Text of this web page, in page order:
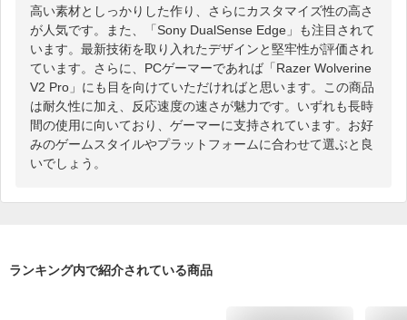
高い素材としっかりした作り、さらにカスタマイズ性の高さ
が人気です。また、「Sony DualSense Edge」も注目されて
います。最新技術を取り入れたデザインと堅牢性が評価され
ています。さらに、PCゲーマーであれば「Razer Wolverine
V2 Pro」にも目を向けていただければと思います。この商品
は耐久性に加え、反応速度の速さが魅力です。いずれも長時
間の使用に向いており、ゲーマーに支持されています。お好
みのゲームスタイルやプラットフォームに合わせて選ぶと良
いでしょう。
ランキング内で紹介されている商品